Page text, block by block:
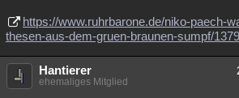
https://www.ruhrbarone.de/niko-paech-
thesen-aus-dem-gruen-braunen-sumpf/
Hantierer
ehemaliges Mitglied